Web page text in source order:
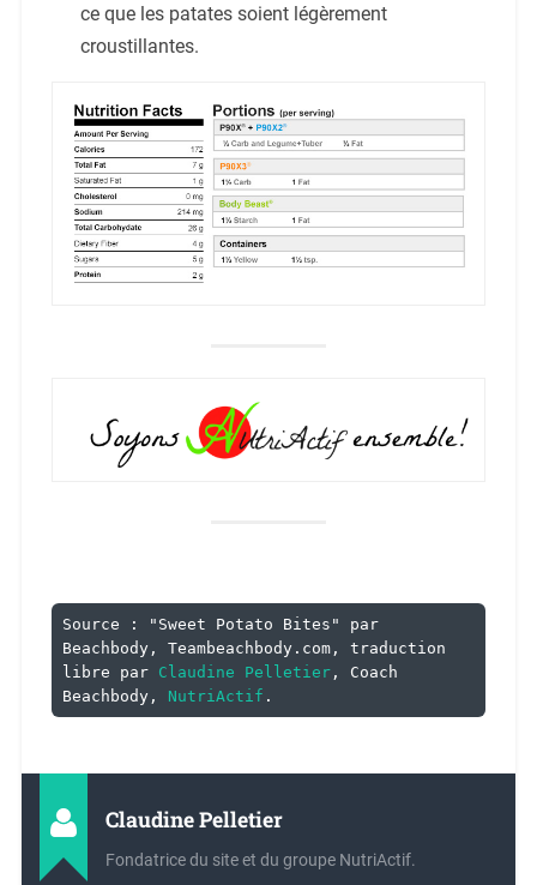
ce que les patates soient légèrement
croustillantes.
Source : "Sweet Potato Bites" par
Beachbody, Teambeachbody.com, traduction
libre par Claudine Pelletier, Coach
Beachbody, NutriActif .
Claudine Pelletier
Fondatrice du site et du groupe NutriActif.